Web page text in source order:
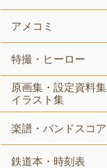
アメコミ
特撮・ヒーロー
原画集・設定資料集
イラスト集
楽譜・バンドスコア
鉄道本・時刻表